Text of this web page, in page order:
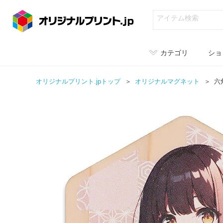
カテゴリ シ
オリジナルプリント.jpトップ オリジナルマグネット 六